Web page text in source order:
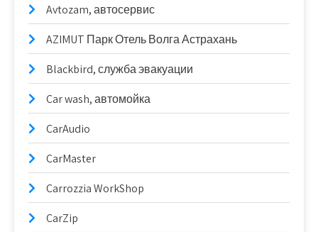
Avtozam, автосервис
AZIMUT Парк Отель Волга Астрахань
Blackbird, служба эвакуации
Car wash, автомойка
CarAudio
CarMaster
Carrozzia WorkShop
CarZip